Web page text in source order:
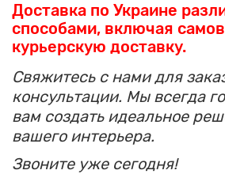
Доставка по Украине
способами, включая
курьерскую доставку.
Свяжитесь с нами для
консультации. Мы всегда
вам создать идеальное
вашего интерьера.
Звоните уже сегодня!